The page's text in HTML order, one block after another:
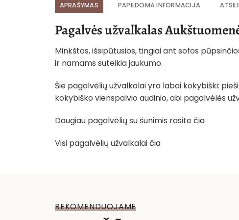
APRAŠYMAS PAPILDOMA INFORMACIJA
Pagalvės užvalkalas
Minkštos, išsipūtusios, tingiai ant sofos
ir namams suteikia jaukumo.
Šie pagalvėlių užvalkalai yra labai kokybiški:
kokybiško vienspalvio audinio, abi pagalvėlės
Daugiau pagalvėlių su šunimis rasitečia
Visi pagalvėlių užvalkalaičia
REKOMENDUOJAME